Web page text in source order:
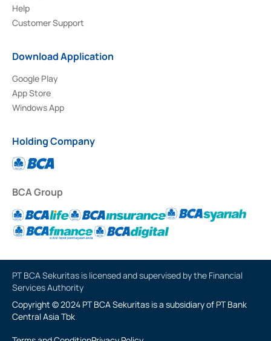
Help
Customer Support
Download Application
Google Play
App Store
Windows App
Holding Company
BCA Group
PT BCA Sekuritas is licensed and supervised by the Financial
Services Authority
Copyright © 2024 PT BCA Sekuritas is a subsidiary of PT Bank
Central Asia Tbk